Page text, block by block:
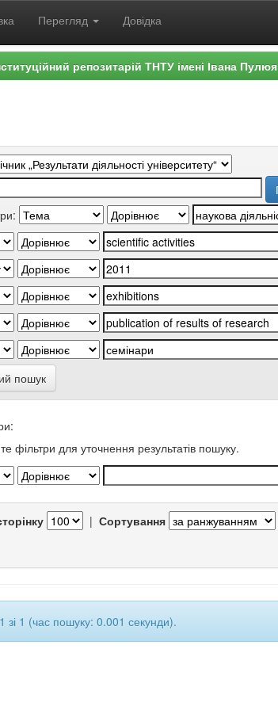
Перегляд Довідка
репозитарій ТНТУ імені Івана Пулюя
пошук
фільтри для уточнення результатів пошуку.
| Сортування
зі 1 (час пошуку: 0.001 секунди).